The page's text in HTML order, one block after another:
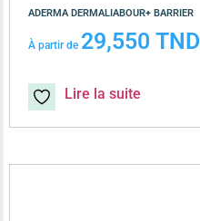
ADERMA DERMALIABOUR+ BARRIER
À partir de 29,550 TND
Lire la suite